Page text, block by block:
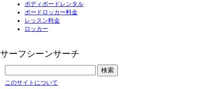
ボディボードレンタル
ボードロッカー料金
レッスン料金
ロッカー
サーフシーンサーチ
このサイトについて